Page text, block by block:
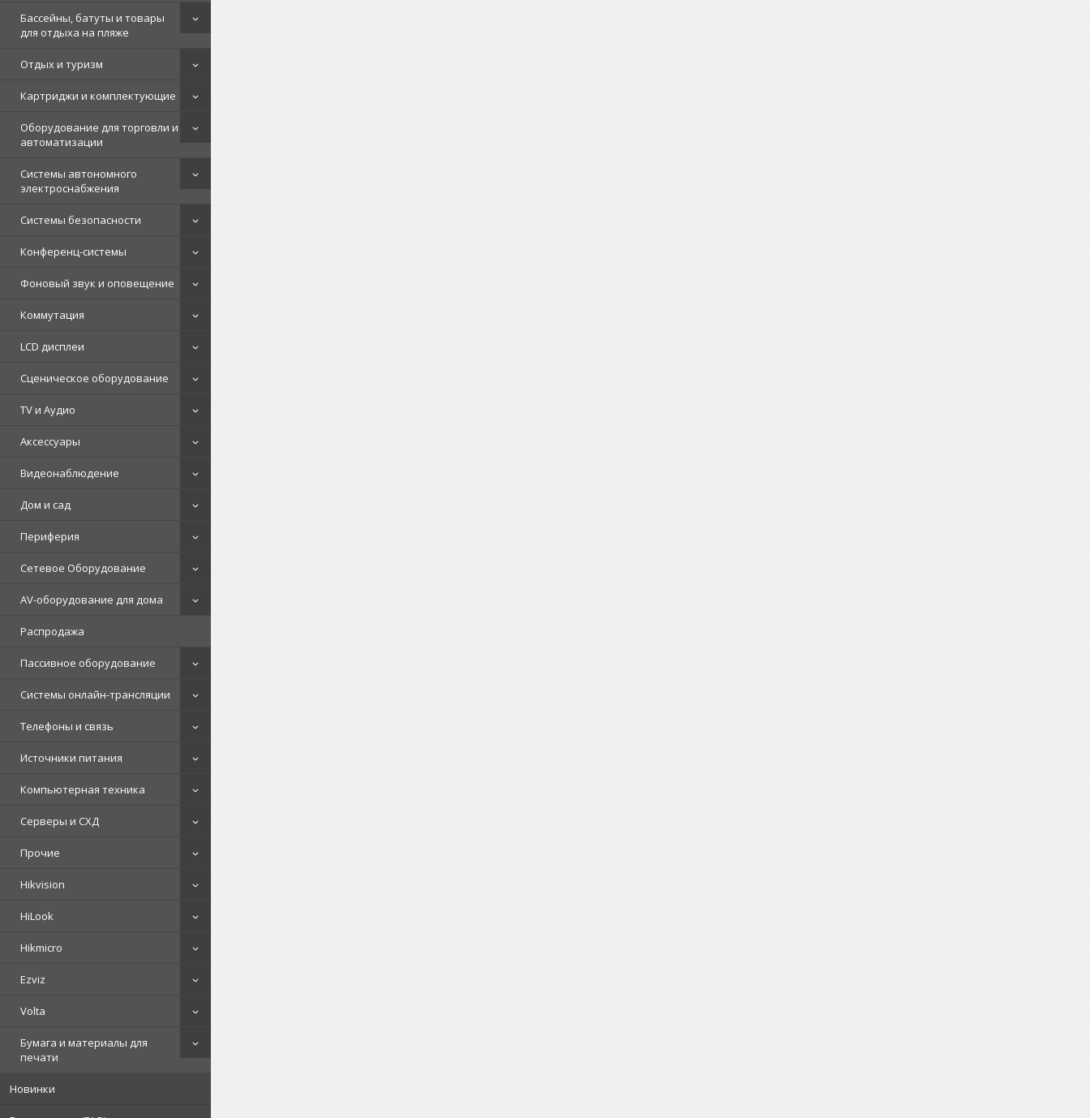
Бассейны, батуты и товары
для отдыха на пляже
Отдых и туризм
Картриджи и комплектующие
Оборудование для торговли и
автоматизации
Системы автономного
электроснабжения
Системы безопасности
Конференц-системы
Фоновый звук и оповещение
Коммутация
LCD дисплеи
Сценическое оборудование
TV и Аудио
Аксессуары
Видеонаблюдение
Дом и сад
Периферия
Сетевое Оборудование
AV-оборудование для дома
Распродажа
Пассивное оборудование
Системы онлайн-трансляции
Телефоны и связь
Источники питания
Компьютерная техника
Серверы и СХД
Прочие
Hikvision
HiLook
Hikmicro
Ezviz
Volta
Бумага и материалы для
печати
Новинки